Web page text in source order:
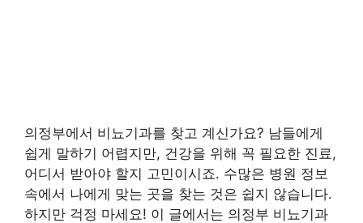
의정부에서 비뇨기과를 찾고 계신가요? 남들에게
쉽게 말하기 어렵지만, 건강을 위해 꼭 필요한 진료,
어디서 받아야 할지 고민이시죠. 수많은 병원 정보
속에서 나에게 맞는 곳을 찾는 것은 쉽지 않습니다.
하지만 걱정 마세요! 이 글에서는 의정부 비뇨기과